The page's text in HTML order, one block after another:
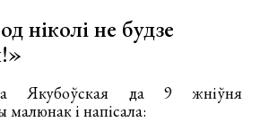
ніколі не будзе
Якубоўская да 9 жніўня
малюнак і напісала: